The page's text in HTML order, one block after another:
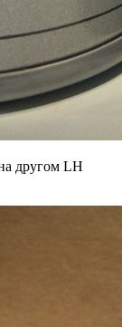
другом LH